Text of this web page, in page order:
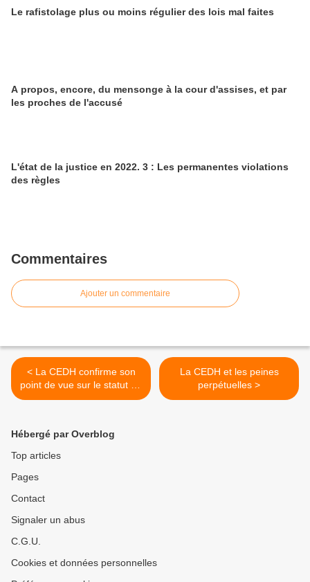
Le rafistolage plus ou moins régulier des lois mal faites
A propos, encore, du mensonge à la cour d'assises, et par
les proches de l'accusé
L'état de la justice en 2022. 3 : Les permanentes violations
des règles
Commentaires
Ajouter un commentaire
< La CEDH confirme son
point de vue sur le statut du
ministère public français
La CEDH et les peines
perpétuelles >
Hébergé par Overblog
Top articles
Pages
Contact
Signaler un abus
C.G.U.
Cookies et données personnelles